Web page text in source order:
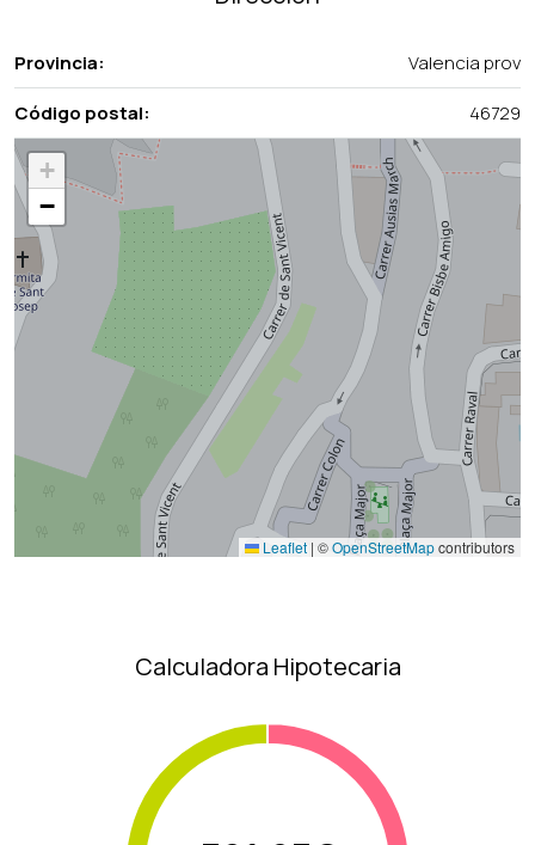
Provincia:
Valencia prov
Código postal:
46729
+
−
Leaflet | ©OpenStreetMapcontributors
Calculadora Hipotecaria